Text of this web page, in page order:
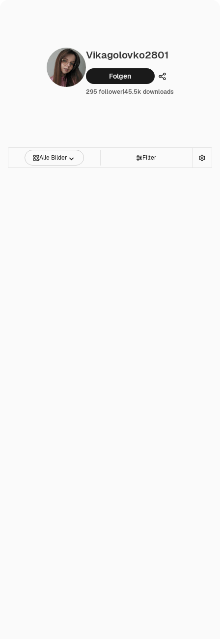
Vikagolovko2801
Folgen Teilen
295 follower|45.5k downloads
Alle Bilder Filter